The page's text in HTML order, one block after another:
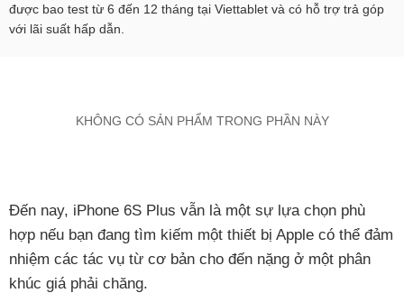
được bao test từ 6 đến 12 tháng tại Viettablet và có hỗ trợ trả góp
với lãi suất hấp dẫn.
KHÔNG CÓ SẢN PHẨM TRONG PHẦN NÀY
Đến nay, iPhone 6S Plus vẫn là một sự lựa chọn phù
hợp nếu bạn đang tìm kiếm một thiết bị Apple có thể đảm
nhiệm các tác vụ từ cơ bản cho đến nặng ở một phân
khúc giá phải chăng.